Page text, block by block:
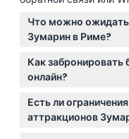
Что можно
Зумарин в Риме?
В Зумарин вы
захватывающими
увлекательными
завораживающими
львами, а также
Как забронировать
онлайн?
Вы можете легко
онлайн прямо
выбрать
Есть ли
аттракционов